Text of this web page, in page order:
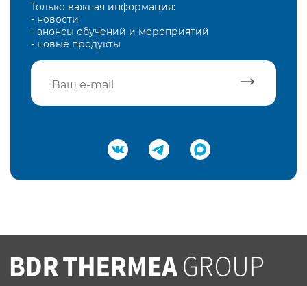
Только важная информация:
- новости
- анонсы обучений и мероприятий
- новые продукты
Подтвердить e-mail
Вы соглашаетесь с нашей политикой
конфеденциальности